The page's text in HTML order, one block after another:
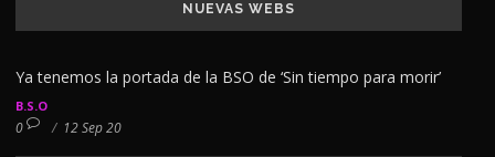
NUEVAS WEBS
Ya tenemos la portada de la BSO de ‘Sin tiempo para morir’
B.S.O
0 / 12 Sep 20